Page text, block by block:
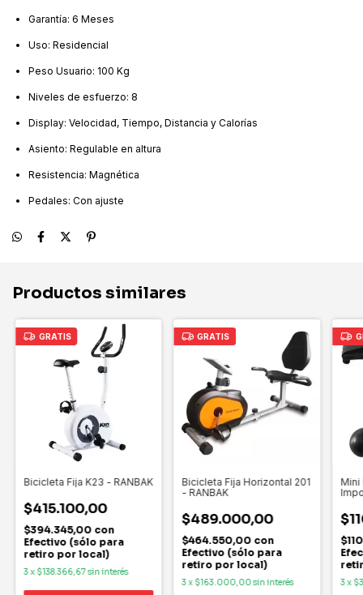
Garantía: 6 Meses
Uso: Residencial
Peso Usuario: 100 Kg
Niveles de esfuerzo: 8
Display: Velocidad, Tiempo, Distancia y Calorías
Asiento: Regulable en altura
Resistencia: Magnética
Pedales: Con ajuste
Productos similares
GRATIS
Bicicleta Fija K23 - RANBAK
$415.100,00
$394.345,00 con
Efectivo (sólo para
retiro por local)
3x $138.366,67sin interés
GRATIS
Bicicleta Fija Horizontal 201
- RANBAK
$489.000,00
$464.550,00 con
Efectivo (sólo para
retiro por local)
3x $163.000,00sin interés
Mini
3x